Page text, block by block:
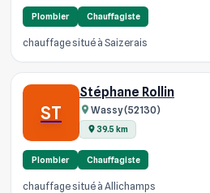
Plombier Chauffagiste
chauffage situé à Saizerais
ST
Stéphane Rollin
Wassy (52130)
39.5 km
Plombier Chauffagiste
chauffage situé à Allichamps